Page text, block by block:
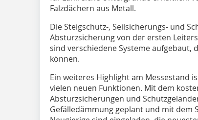
Falzdächern aus Metall.
Die Steigschutz-, Seilsicherungs- und
Absturzsicherung von der ersten
sind verschiedene Systeme aufgebaut,
können.
Ein weiteres Highlight am Messestand
vielen neuen Funktionen. Mit dem
Absturzsicherungen und
Gefälledämmung geplant und mit dem